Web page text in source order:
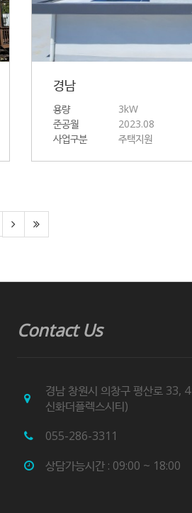
경남
용량
3kW
준공월
2023.08
사업구분
주택지원
Contact Us
경남 창원시 의창구 평산로 33,
신화더플렉스시티)
055-286-3311
상담가능시간 : 09:00 ~ 18:00